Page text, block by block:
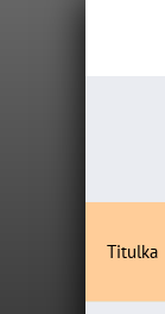
Titulka